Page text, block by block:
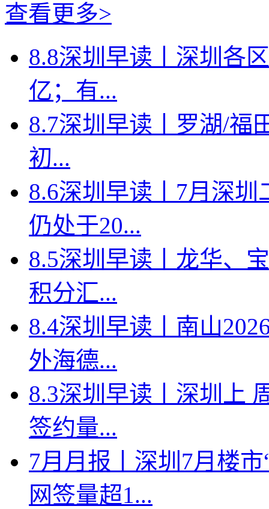
查看更多>
8.8深圳早读丨深圳各
亿；有...
8.7深圳早读丨罗湖/福
初...
8.6深圳早读丨7月深
仍处于20...
8.5深圳早读丨龙华、
积分汇...
8.4深圳早读丨南山
外海德...
8.3深圳早读丨深圳上
签约量...
7月月报丨深圳7月楼
网签量超1...